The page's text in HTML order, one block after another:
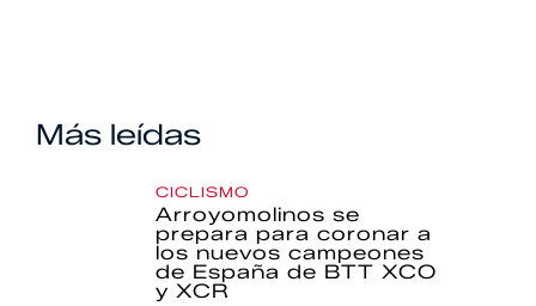
Más leídas
CICLISMO
Arroyomolinos se
prepara para coronar a
los nuevos campeones
de España de BTT XCO
y XCR